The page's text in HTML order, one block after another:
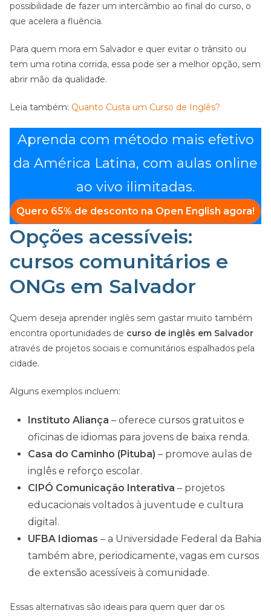
possibilidade de fazer um intercâmbio ao final do curso, o
que acelera a fluência.
Para quem mora em Salvador e quer evitar o trânsito ou
tem uma rotina corrida, essa pode ser a melhor opção, sem
abrir mão da qualidade.
Leia também: Quanto Custa um Curso de Inglês?
Aprenda com método mais efetivo
da América Latina, com aulas online
ao vivo ilimitadas.
Quero 65% de desconto na Open English agora!
Opções acessíveis:
cursos comunitários e
ONGs em Salvador
Quem deseja aprender inglês sem gastar muito também
encontra oportunidades de curso de inglês em Salvador
através de projetos sociais e comunitários espalhados pela
cidade.
Alguns exemplos incluem:
Instituto Aliança – oferece cursos gratuitos e
oficinas de idiomas para jovens de baixa renda.
Casa do Caminho (Pituba) – promove aulas de
inglês e reforço escolar.
CIPÓ Comunicação Interativa – projetos
educacionais voltados à juventude e cultura
digital.
UFBA Idiomas – a Universidade Federal da Bahia
também abre, periodicamente, vagas em cursos
de extensão acessíveis à comunidade.
Essas alternativas são ideais para quem quer dar os